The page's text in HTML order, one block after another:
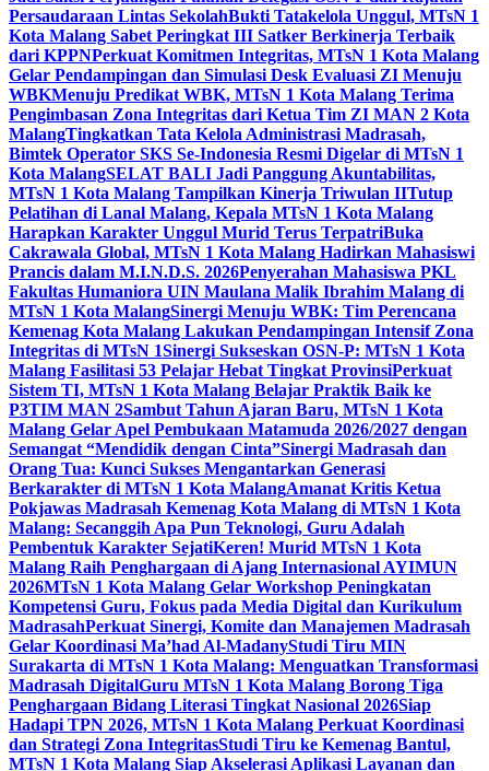
Persaudaraan Lintas SekolahBukti Tatakelola Unggul, MTsN 1
Kota Malang Sabet Peringkat III Satker Berkinerja Terbaik
dari KPPNPerkuat Komitmen Integritas, MTsN 1 Kota Malang
Gelar Pendampingan dan Simulasi Desk Evaluasi ZI Menuju
WBKMenuju Predikat WBK, MTsN 1 Kota Malang Terima
Pengimbasan Zona Integritas dari Ketua Tim ZI MAN 2 Kota
MalangTingkatkan Tata Kelola Administrasi Madrasah,
Bimtek Operator SKS Se-Indonesia Resmi Digelar di MTsN 1
Kota MalangSELAT BALI Jadi Panggung Akuntabilitas,
MTsN 1 Kota Malang Tampilkan Kinerja Triwulan IITutup
Pelatihan di Lanal Malang, Kepala MTsN 1 Kota Malang
Harapkan Karakter Unggul Murid Terus TerpatriBuka
Cakrawala Global, MTsN 1 Kota Malang Hadirkan Mahasiswi
Prancis dalam M.I.N.D.S. 2026Penyerahan Mahasiswa PKL
Fakultas Humaniora UIN Maulana Malik Ibrahim Malang di
MTsN 1 Kota MalangSinergi Menuju WBK: Tim Perencana
Kemenag Kota Malang Lakukan Pendampingan Intensif Zona
Integritas di MTsN 1Sinergi Sukseskan OSN-P: MTsN 1 Kota
Malang Fasilitasi 53 Pelajar Hebat Tingkat ProvinsiPerkuat
Sistem TI, MTsN 1 Kota Malang Belajar Praktik Baik ke
P3TIM MAN 2Sambut Tahun Ajaran Baru, MTsN 1 Kota
Malang Gelar Apel Pembukaan Matamuda 2026/2027 dengan
Semangat “Mendidik dengan Cinta”Sinergi Madrasah dan
Orang Tua: Kunci Sukses Mengantarkan Generasi
Berkarakter di MTsN 1 Kota MalangAmanat Kritis Ketua
Pokjawas Madrasah Kemenag Kota Malang di MTsN 1 Kota
Malang: Secanggih Apa Pun Teknologi, Guru Adalah
Pembentuk Karakter SejatiKeren! Murid MTsN 1 Kota
Malang Raih Penghargaan di Ajang Internasional AYIMUN
2026MTsN 1 Kota Malang Gelar Workshop Peningkatan
Kompetensi Guru, Fokus pada Media Digital dan Kurikulum
MadrasahPerkuat Sinergi, Komite dan Manajemen Madrasah
Gelar Koordinasi Ma’had Al-MadanyStudi Tiru MIN
Surakarta di MTsN 1 Kota Malang: Menguatkan Transformasi
Madrasah DigitalGuru MTsN 1 Kota Malang Borong Tiga
Penghargaan Bidang Literasi Tingkat Nasional 2026Siap
Hadapi TPN 2026, MTsN 1 Kota Malang Perkuat Koordinasi
dan Strategi Zona IntegritasStudi Tiru ke Kemenag Bantul,
MTsN 1 Kota Malang Siap Akselerasi Aplikasi Layanan dan